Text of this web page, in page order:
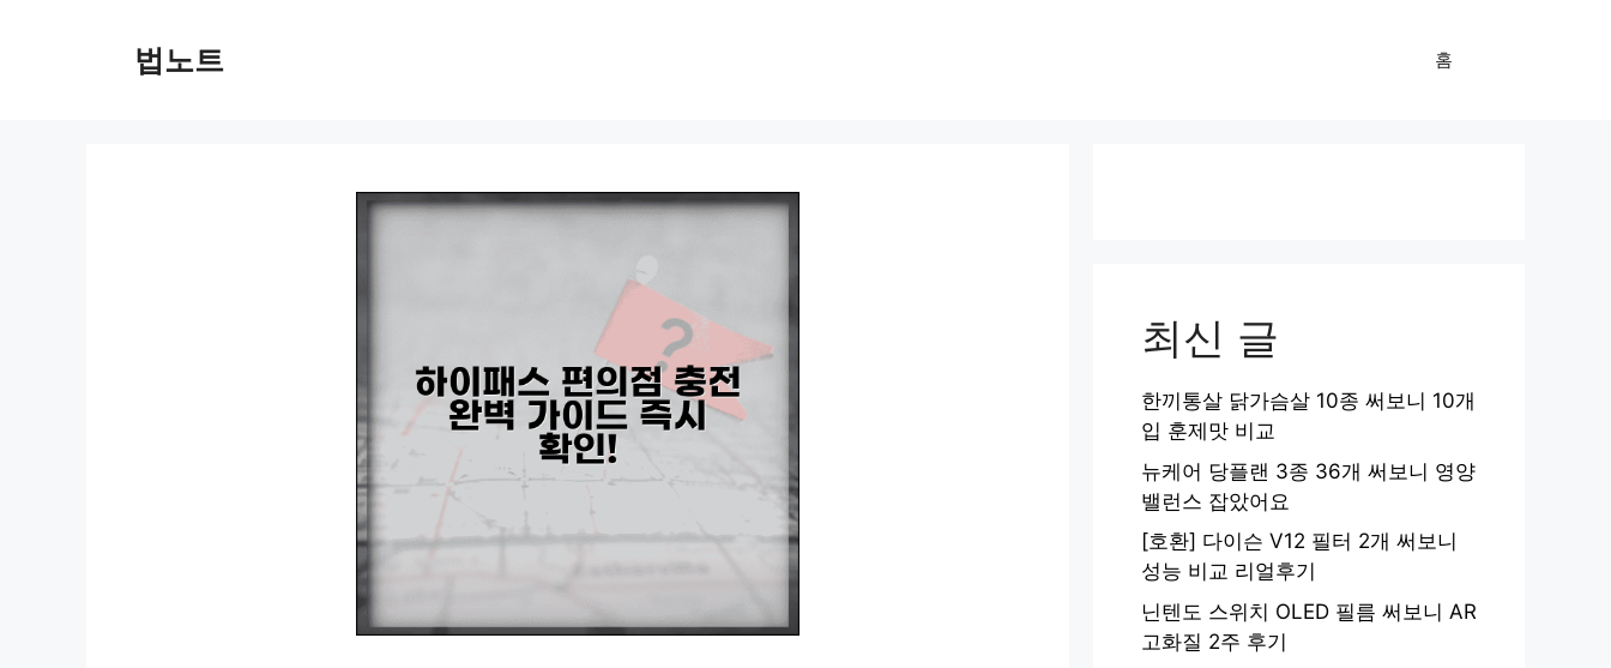
법노트 홈
최신 글
한끼통살 닭가슴살 10종 써보니 10개
입 훈제맛 비교
뉴케어 당플랜 3종 36개 써보니 영양
밸런스 잡았어요
[호환] 다이슨 V12 필터 2개 써보니
성능 비교 리얼후기
닌텐도 스위치 OLED 필름 써보니 AR
고화질 2주 후기